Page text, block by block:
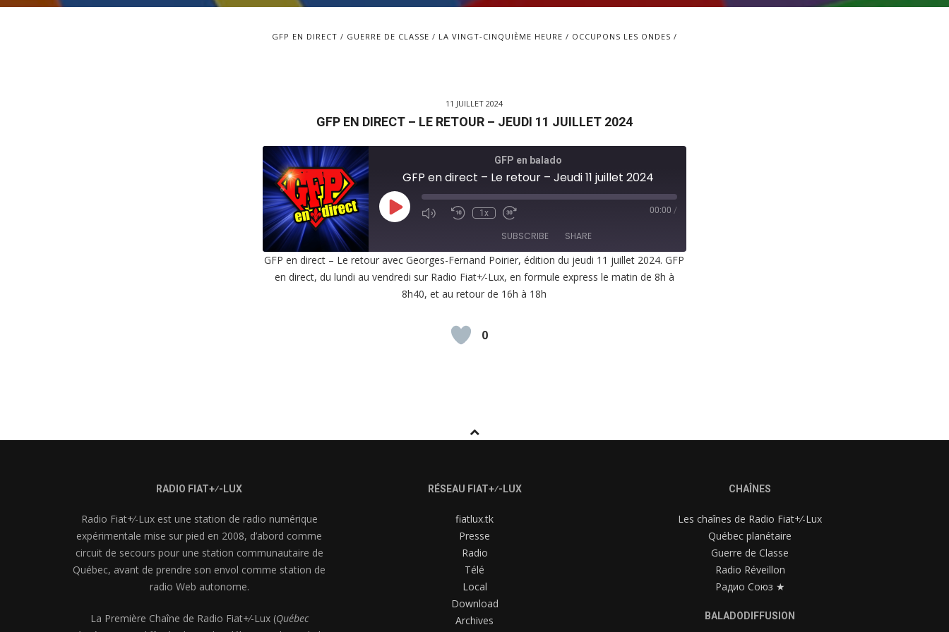
GFP EN DIRECT GUERRE DE CLASSE LA VINGT-CINQUIÈME HEURE OCCUPONS LES ONDES
11 JUILLET 2024
GFP EN DIRECT – LE RETOUR – JEUDI 11 JUILLET 2024
GFP en balado
GFP en direct – Le retour – Jeudi 11 juillet 2024
Play
Episode
1x 00:00 /
SUBSCRIBE SHARE
SHARE
GFP en direct – Le retour avec Georges-Fernand Poirier, édition du jeudi 11 juillet 2024. GFP
en direct, du lundi au vendredi sur Radio Fiat+⁄-Lux, en formule express le matin de 8h à
8h40, et au retour de 16h à 18h
0
RADIO FIAT+⁄-LUX
Radio Fiat+⁄-Lux est une station de radio numérique
expérimentale mise sur pied en 2008, d’abord comme
circuit de secours pour une station communautaire de
Québec, avant de prendre son envol comme station de
radio Web autonome.
La Première Chaîne de Radio Fiat+⁄-Lux (Québec
RÉSEAU FIAT+⁄-LUX
fiatlux.tk
Presse
Radio
Télé
Local
Download
Archives
CHAÎNES
Les chaînes de Radio Fiat+⁄-Lux
Québec planétaire
Guerre de Classe
Radio Réveillon
Радио Союз ★
BALADODIFFUSION